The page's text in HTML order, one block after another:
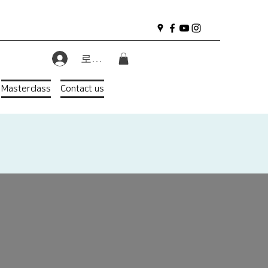
로그인
Masterclass Contact us